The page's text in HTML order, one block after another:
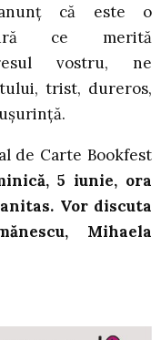
că este o
ce merită
vostru, ne
trist, dureros,
de Carte Bookfest
5 iunie, ora
Vor discuta
Mihaela